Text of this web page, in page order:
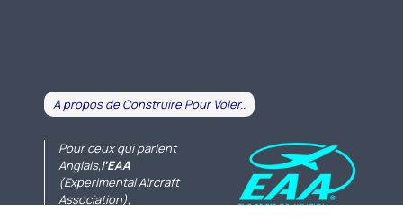
A propos de Construire Pour Voler..
Pour ceux qui parlent
Anglais,l’EAA
(Experimental Aircraft
Association),